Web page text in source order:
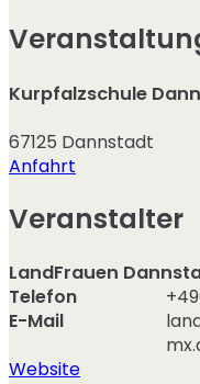
Kurpfalzschule
67125 Dannstadt
Anfahrt
Veranstalter
LandFrauen
Telefon
E-Mail
Website